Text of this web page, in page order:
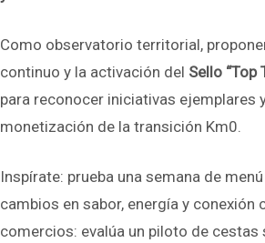
Como observatorio territorial,
continuo y la activación del Sello “Top
para reconocer iniciativas ejemplares
monetización de la transición Km0.
Inspírate: prueba una semana de
cambios en sabor, energía y conexión
comercios: evalúa un piloto de cestas